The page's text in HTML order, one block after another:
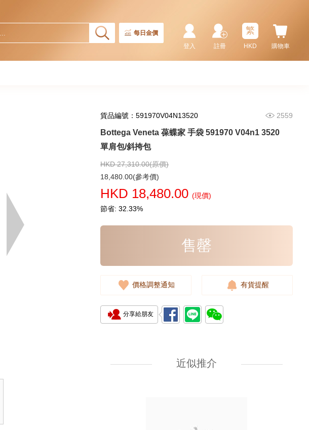
每日金價
購物車
繁
HKD
註冊
登入
貨品編號：591970V04N13520 2559
Bottega Veneta 葆蝶家 手袋 591970 V04n1 3520
單肩包/斜挎包
HKD 27,310.00(原價)
18,480.00(參考價)
HKD 18,480.00 (現價)
節省: 32.33%
售罄
價格調整通知 有貨提醒
分享給朋友
近似推介